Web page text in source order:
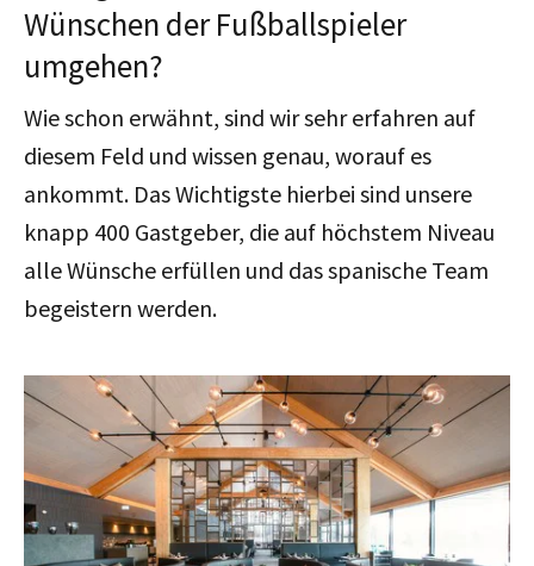
Wünschen der Fußballspieler
umgehen?
Wie schon erwähnt, sind wir sehr erfahren auf
diesem Feld und wissen genau, worauf es
ankommt. Das Wichtigste hierbei sind unsere
knapp 400 Gastgeber, die auf höchstem Niveau
alle Wünsche erfüllen und das spanische Team
begeistern werden.